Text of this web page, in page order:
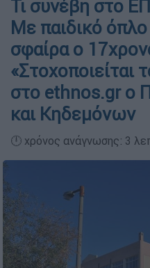
Τι συνέβη στο
Με παιδικό όπλο
σφαίρα ο
«Στοχοποιείται
στο ethnos.gr ο
και Κηδεμόνων
🕛 χρόνος ανάγνωσης: 3